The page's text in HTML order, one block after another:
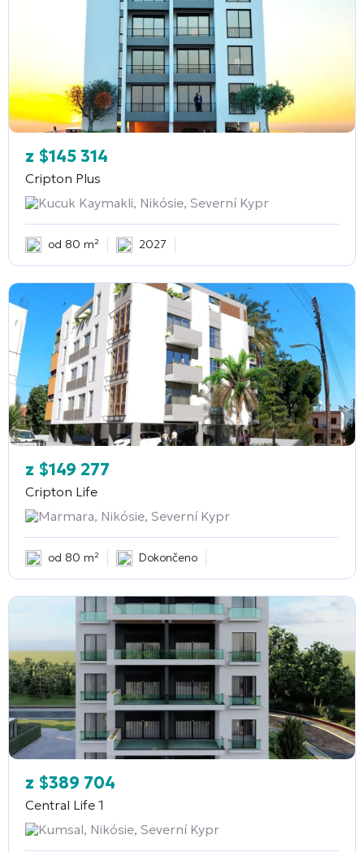
z $145 314
Cripton Plus
Kucuk Kaymakli, Nikósie, Severní Kypr
od 80 m² 2027
z $149 277
Cripton Life
Marmara, Nikósie, Severní Kypr
od 80 m² Dokončeno
z $389 704
Central Life 1
Kumsal, Nikósie, Severní Kypr